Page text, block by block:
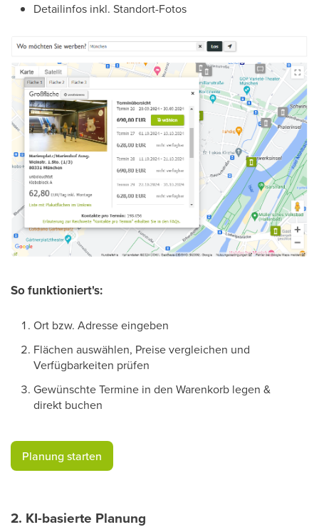
Detailinfos inkl. Standort-Fotos
So funktioniert's:
Ort bzw. Adresse eingeben
Flächen auswählen, Preise vergleichen und
Verfügbarkeiten prüfen
Gewünschte Termine in den Warenkorb legen &
direkt buchen
​Planung starten​
2. KI-basierte Planung